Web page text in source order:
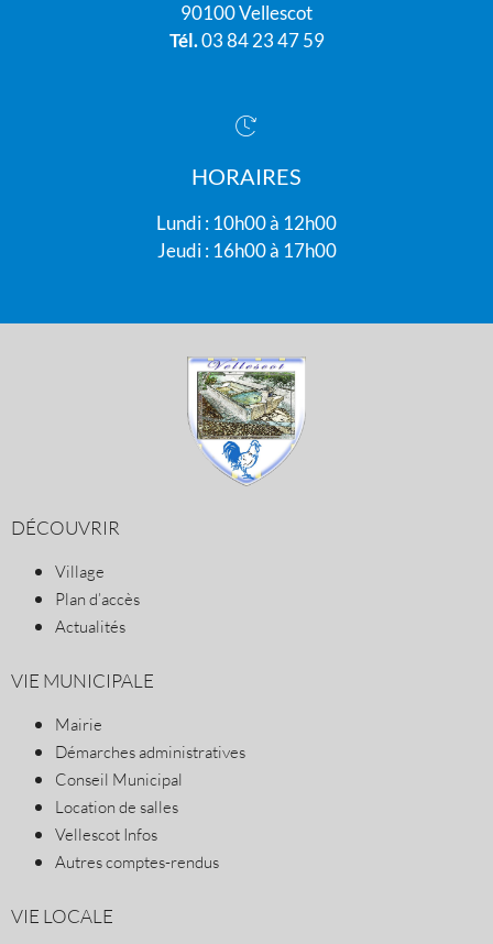
90100 Vellescot
Tél.03 84 23 47 59
HORAIRES
Lundi : 10h00 à 12h00
Jeudi : 16h00 à 17h00
DÉCOUVRIR
Village
Plan d’accès
Actualités
VIE MUNICIPALE
Mairie
Démarches administratives
Conseil Municipal
Location de salles
Vellescot Infos
Autres comptes-rendus
VIE LOCALE